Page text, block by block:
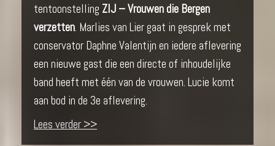
tentoonstelling ZIJ – Vrouwen die Bergen
verzetten. Marlies van Lier gaat in gesprek met
conservator Daphne Valentijn en iedere aflevering
een nieuwe gast die een directe of inhoudelijke
band heeft met één van de vrouwen. Lucie komt
aan bod in de 3e aflevering.
Lees verder >>